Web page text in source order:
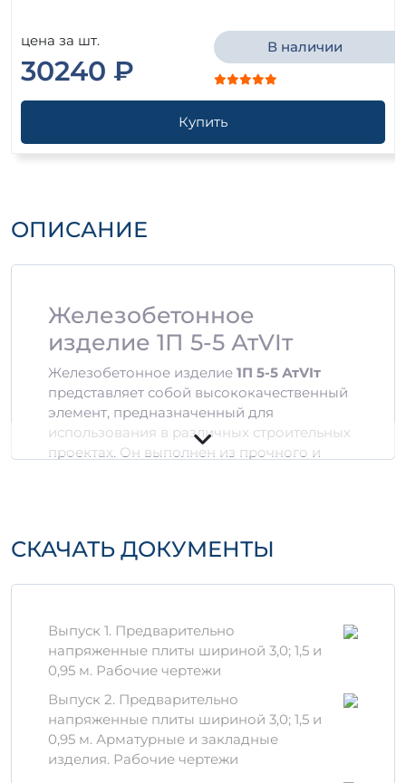
цена за шт.
30240 ₽
В наличии
Купить
ОПИСАНИЕ
Железобетонное
изделие 1П 5-5 АтVIт
Железобетонное изделие 1П 5-5 АтVIт
представляет собой высококачественный
элемент, предназначенный для
использования в различных строительных
проектах. Он выполнен из прочного и
Технические
оптимальными размерами,
адаптированными под стандарты
строительной отрасли.
Марка бетона:
из бетона, соответствующего
стандартам АтVIт, что гарантирует
высокую прочность.
Устойчивость:отличные
СКАЧАТЬ ДОКУМЕНТЫ
Выпуск 1. Предварительно
напряженные плиты шириной 3,0; 1,5 и
0,95 м. Рабочие чертежи
Выпуск 2. Предварительно
напряженные плиты шириной 3,0; 1,5 и
0,95 м. Арматурные и закладные
изделия. Рабочие чертежи